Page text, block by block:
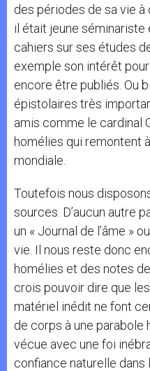
des périodes de sa vie à
il était jeune séminariste
cahiers sur ses études
exemple son intérêt
encore être publiés. Ou
épistolaires très
amis comme le cardinal
homélies qui remontent
mondiale.
Toutefois nous
sources. D’aucun autre
un « Journal de l’âme »
vie. Il nous reste donc
homélies et des notes
crois pouvoir dire que
matériel inédit ne font
de corps à une
vécue avec une foi
confiance naturelle dans